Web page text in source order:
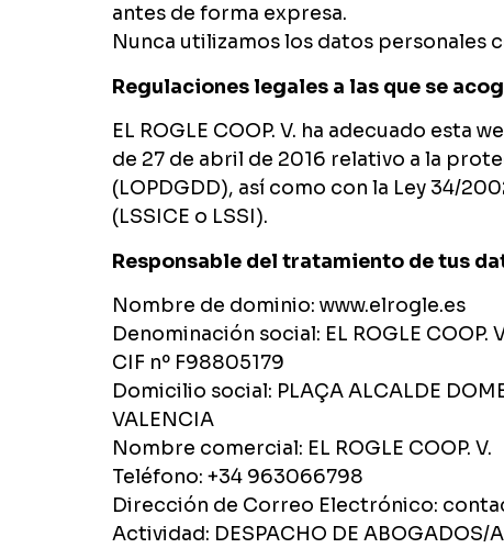
antes de forma expresa.
Nunca utilizamos los datos personales
Regulaciones legales a las que se
EL ROGLE COOP. V. ha adecuado
de 27 de abril de 2016 relativo a la
(LOPDGDD), así como con la Ley 34/
(LSSICE o LSSI).
Responsable del tratamiento de tus
Nombre de dominio: www.elrogle.es
Denominación social: EL ROGLE COOP.
CIF nº F98805179
Domicilio social: PLAÇA ALCALDE
VALENCIA
Nombre comercial: EL ROGLE COOP. V.
Teléfono: +34 963066798
Dirección de Correo Electrónico:
Actividad: DESPACHO DE ABOGADOS/